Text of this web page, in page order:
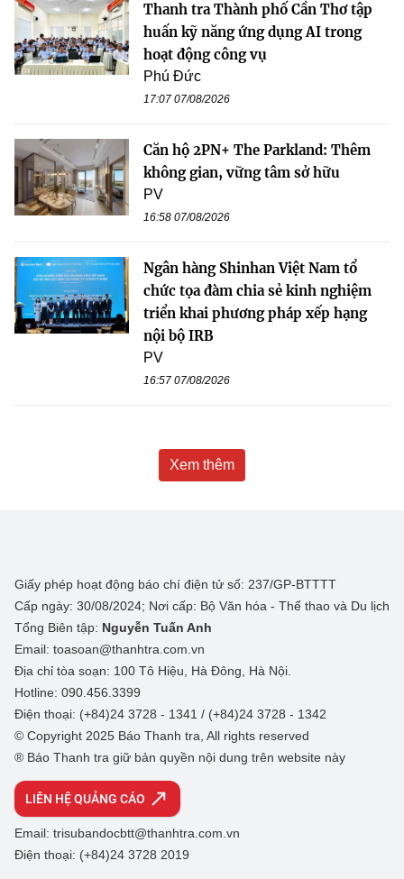
Thanh tra Thành phố Cần Thơ tập
huấn kỹ năng ứng dụng AI trong
hoạt động công vụ
Phú Đức
17:07 07/08/2026
Căn hộ 2PN+ The Parkland: Thêm
không gian, vững tâm sở hữu
PV
16:58 07/08/2026
Ngân hàng Shinhan Việt Nam tổ
chức tọa đàm chia sẻ kinh nghiệm
triển khai phương pháp xếp hạng
nội bộ IRB
PV
16:57 07/08/2026
Xem thêm
Giấy phép hoạt động báo chí điện tử số: 237/GP-BTTTT
Cấp ngày: 30/08/2024; Nơi cấp: Bộ Văn hóa - Thể thao và Du lịch
Tổng Biên tập: Nguyễn Tuấn Anh
Email: toasoan@thanhtra.com.vn
Địa chỉ tòa soạn: 100 Tô Hiệu, Hà Đông, Hà Nội.
Hotline: 090.456.3399
Điện thoại: (+84)24 3728 - 1341 / (+84)24 3728 - 1342
© Copyright 2025 Báo Thanh tra, All rights reserved
® Báo Thanh tra giữ bản quyền nội dung trên website này
LIÊN HỆ QUẢNG CÁO
Email: trisubandocbtt@thanhtra.com.vn
Điện thoại: (+84)24 3728 2019